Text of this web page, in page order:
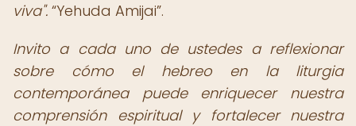
viva". Yehuda Amijai .
Invito a cada uno de ustedes a reflexionar
sobre cómo el hebreo en la liturgia
contemporánea puede enriquecer nuestra
comprensión espiritual y fortalecer nuestra